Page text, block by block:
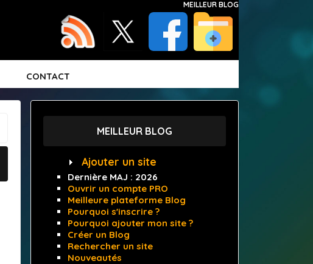
MEILLEUR BLOG
CONTACT
MEILLEUR BLOG
Ajouter un site
Dernière MAJ : 2026
Ouvrir un compte PRO
Meilleure plateforme Blog
Pourquoi s'inscrire ?
Pourquoi ajouter mon site ?
Créer un Blog
Rechercher un site
Nouveautés